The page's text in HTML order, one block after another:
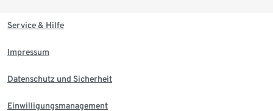
Service & Hilfe
Impressum
Datenschutz und Sicherheit
Einwilligungsmanagement